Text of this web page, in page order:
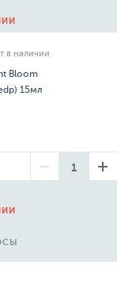
в наличии
Bloom
15мл